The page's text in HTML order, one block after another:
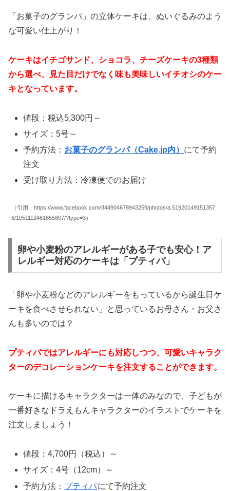
「お菓子のグランパ」 の立体ケーキは、ぬいぐるみのよう
な可愛い仕上がり！
ケーキはイチゴサンド、ショコラ、チーズケーキの3種類
から選べ、見た目だけでなく味も美味しいイチオシのケー
キとなっています。
値段：税込5,300円～
サイズ：5号～
予約方法： お菓子のグランパ（Cake.jp内） にて予約
注文
受け取り方法：冷凍便でのお届け
（引用：https://www.facebook.com/344904678943259/photos/a.51920149151357
6/1051112461655807/?type=3）
卵や小麦粉のアレルギーがある子でも安心！ア
レルギー対応のケーキは「プティパ」
「卵や小麦粉などのアレルギーをもっているから誕生日ケ
ーキを食べさせられない」と思っているお母さん・お父さ
んも多いのでは？
プティパではアレルギーにも対応しつつ、可愛いキャラク
ターのデコレーションケーキを注文することができます。
ケーキに描けるキャラクターは一体のみなので、子どもが
一番好きなドラえもんキャラクターのイラストでケーキを
注文しましょう！
値段：4,700円（税込）～
サイズ：4号（12cm）～
予約方法： プティパにて予約注文